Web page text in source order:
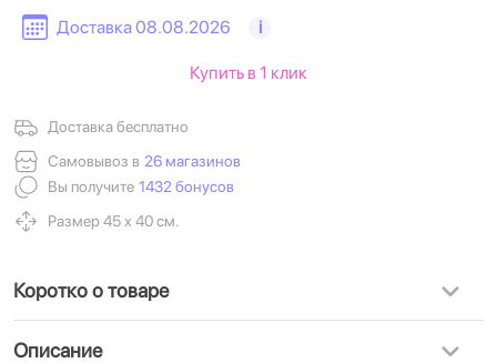
Доставка 08.08.2026 i
Доставка бесплатно
Самовывоз в 26 магазинов
Вы получите 1432 бонусов
Размер 45 х 40 см.
Купить в 1 клик
Коротко о товаре
Описание